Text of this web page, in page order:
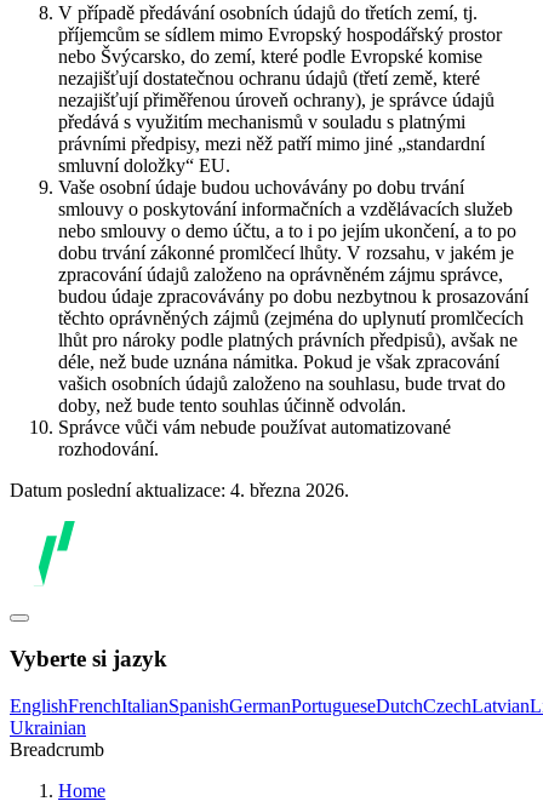
V případě předávání osobních údajů do třetích zemí, tj.
příjemcům se sídlem mimo Evropský hospodářský prostor
nebo Švýcarsko, do zemí, které podle Evropské komise
nezajišťují dostatečnou ochranu údajů (třetí země, které
nezajišťují přiměřenou úroveň ochrany), je správce údajů
předává s využitím mechanismů v souladu s platnými
právními předpisy, mezi něž patří mimo jiné „standardní
smluvní doložky“ EU.
Vaše osobní údaje budou uchovávány po dobu trvání
smlouvy o poskytování informačních a vzdělávacích služeb
nebo smlouvy o demo účtu, a to i po jejím ukončení, a to po
dobu trvání zákonné promlčecí lhůty. V rozsahu, v jakém je
zpracování údajů založeno na oprávněném zájmu správce,
budou údaje zpracovávány po dobu nezbytnou k prosazování
těchto oprávněných zájmů (zejména do uplynutí promlčecích
lhůt pro nároky podle platných právních předpisů), avšak ne
déle, než bude uznána námitka. Pokud je však zpracování
vašich osobních údajů založeno na souhlasu, bude trvat do
doby, než bude tento souhlas účinně odvolán.
Správce vůči vám nebude používat automatizované
rozhodování.
Datum poslední aktualizace: 4. března 2026.
Vyberte si jazyk
EnglishFrenchItalianSpanishGermanPortugueseDutchCzechLatvian
Ukrainian
Breadcrumb
Home